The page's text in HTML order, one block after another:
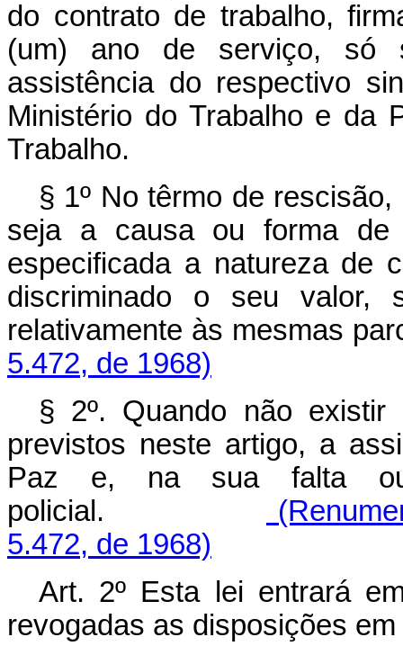
do contrato de trabalho,
(um) ano de serviço, só
assistência do respectivo
Ministério do Trabalho e da
Trabalho.
§ 1º No têrmo de
seja a causa ou forma de
especificada a natureza de
discriminado o seu valor,
relativamente às
5.472, de 1968)
§ 2º. Quando não existir
previstos neste artigo, a
Paz e, na sua falta ou
policial.
5.472, de 1968)
Art. 2º Esta lei entrará
revogadas as disposições